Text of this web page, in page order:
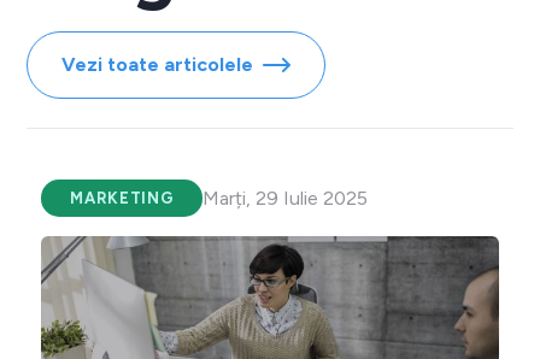
Vezi toate articolele
MARKETING Marți, 29 Iulie 2025